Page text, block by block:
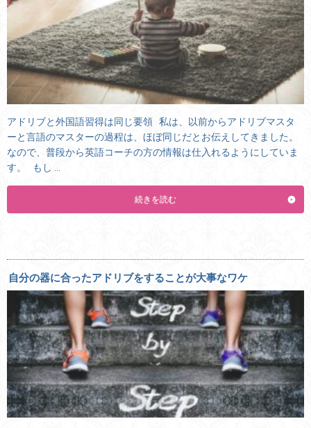
アドリブと外国語習得は同じ要領 私は、以前からアドリブマスタ
ーと言語のマスターの過程は、ほぼ同じだとお伝えしてきました。
なので、普段から英語コーチの方の情報は仕入れるようにしていま
す。 もし …
続きを読む
自分の器に合ったアドリブをすることが大事なワケ